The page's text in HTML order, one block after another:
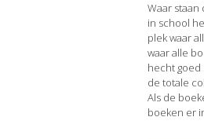
Waar
in school
plek waar
waar alle
hecht
de totale
Als de
boeken er